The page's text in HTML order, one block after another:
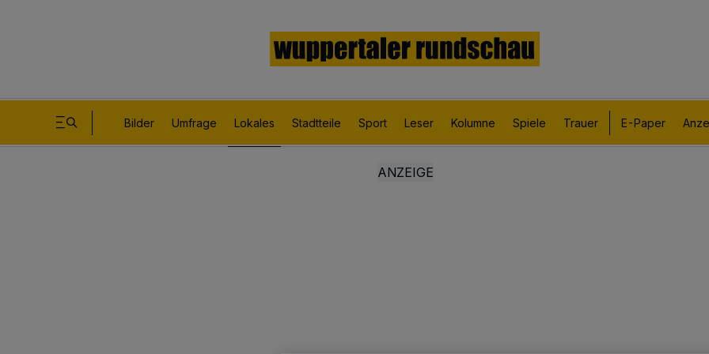
Bilder Umfrage Lokales Stadtteile Sport Leser Kolumne Spiele Trauer E-Paper